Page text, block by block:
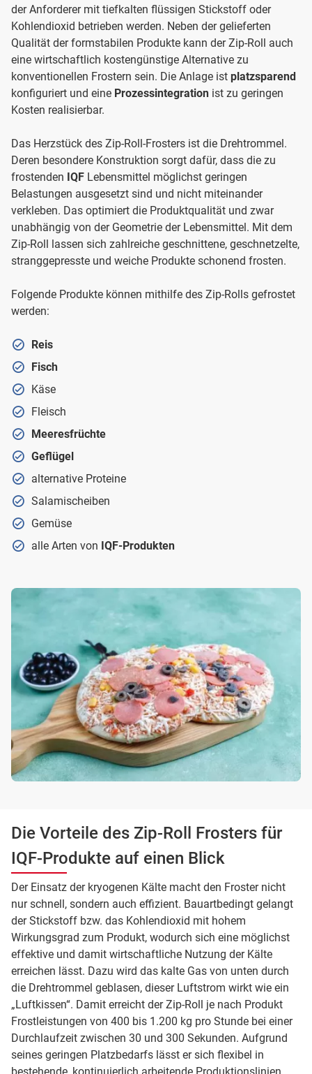
der Anforderer mit tiefkalten flüssigen Stickstoff oder
Kohlendioxid betrieben werden. Neben der gelieferten
Qualität der formstabilen Produkte kann der Zip-Roll auch
eine wirtschaftlich kostengünstige Alternative zu
konventionellen Frostern sein. Die Anlage ist platzsparend
konfiguriert und eine Prozessintegration ist zu geringen
Kosten realisierbar.
Das Herzstück des Zip-Roll-Frosters ist die Drehtrommel.
Deren besondere Konstruktion sorgt dafür, dass die zu
frostenden IQF Lebensmittel möglichst geringen
Belastungen ausgesetzt sind und nicht miteinander
verkleben. Das optimiert die Produktqualität und zwar
unabhängig von der Geometrie der Lebensmittel. Mit dem
Zip-Roll lassen sich zahlreiche geschnittene, geschnetzelte,
stranggepresste und weiche Produkte schonend frosten.
Folgende Produkte können mithilfe des Zip-Rolls gefrostet
werden:
Reis
Fisch
Käse
Fleisch
Meeresfrüchte
Geflügel
alternative Proteine
Salamischeiben
Gemüse
alle Arten von IQF-Produkten
Die Vorteile des Zip-Roll Frosters für
IQF-Produkte auf einen Blick
Der Einsatz der kryogenen Kälte macht den Froster nicht
nur schnell, sondern auch effizient. Bauartbedingt gelangt
der Stickstoff bzw. das Kohlendioxid mit hohem
Wirkungsgrad zum Produkt, wodurch sich eine möglichst
effektive und damit wirtschaftliche Nutzung der Kälte
erreichen lässt. Dazu wird das kalte Gas von unten durch
die Drehtrommel geblasen, dieser Luftstrom wirkt wie ein
„Luftkissen“. Damit erreicht der Zip-Roll je nach Produkt
Frostleistungen von 400 bis 1.200 kg pro Stunde bei einer
Durchlaufzeit zwischen 30 und 300 Sekunden. Aufgrund
seines geringen Platzbedarfs lässt er sich flexibel in